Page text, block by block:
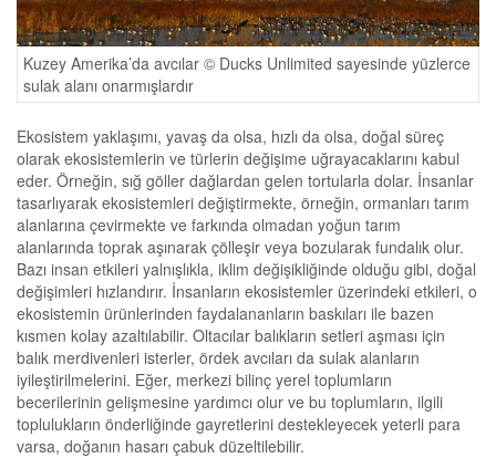
Kuzey Amerika’da avcılar © Ducks Unlimited sayesinde yüzlerce
sulak alanı onarmışlardır
Ekosistem yaklaşımı, yavaş da olsa, hızlı da olsa, doğal süreç
olarak ekosistemlerin ve türlerin değişime uğrayacaklarını kabul
eder. Örneğin, sığ göller dağlardan gelen tortularla dolar. İnsanlar
tasarlıyarak ekosistemleri değiştirmekte, örneğin, ormanları tarım
alanlarına çevirmekte ve farkında olmadan yoğun tarım
alanlarında toprak aşınarak çölleşir veya bozularak fundalık olur.
Bazı insan etkileri yalnışlıkla, iklim değişikliğinde olduğu gibi, doğal
değişimleri hızlandırır. İnsanların ekosistemler üzerindeki etkileri, o
ekosistemin ürünlerinden faydalananların baskıları ile bazen
kısmen kolay azaltılabilir. Oltacılar balıkların setleri aşması için
balık merdivenleri isterler, ördek avcıları da sulak alanların
iyileştirilmelerini. Eğer, merkezi bilinç yerel toplumların
becerilerinin gelişmesine yardımcı olur ve bu toplumların, ilgili
toplulukların önderliğinde gayretlerini destekleyecek yeterli para
varsa, doğanın hasarı çabuk düzeltilebilir.